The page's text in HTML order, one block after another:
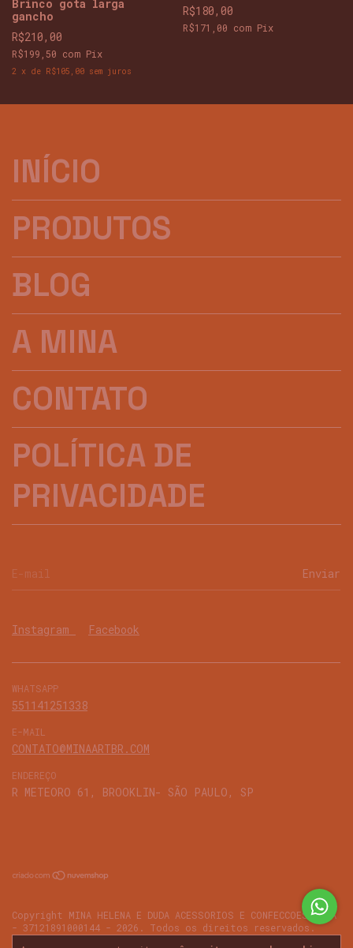
Brinco gota larga
gancho
R$210,00
R$199,50 com Pix
2 x de R$105,00 sem juros
R$180,00
R$171,00 com Pix
INÍCIO
PRODUTOS
BLOG
A MINA
CONTATO
POLÍTICA DE
PRIVACIDADE
Instagram Facebook
WHATSAPP
551141251338
E-MAIL
CONTATO@MINAARTBR.COM
ENDEREÇO
R METEORO 61, BROOKLIN- SÃO PAULO, SP
Copyright MINA HELENA E DUDA ACESSORIOS E CONFECCOES LTDA
- 37121891000144 - 2026. Todos os direitos reservados.